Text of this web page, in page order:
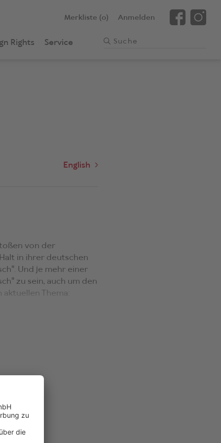
Merkliste (0) Anmelden
Rights Service
English
von der
in ihrer deutschen
Und je mehr einer
zu sein, auch um den
Thema: